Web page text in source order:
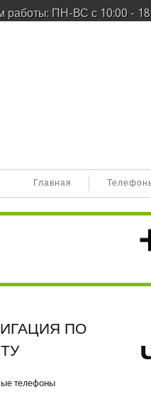
работы: ПН-ВС с 10:00 -
Главная
ПО
телефоны